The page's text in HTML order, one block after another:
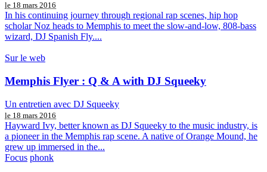
le 18 mars 2016
In his continuing journey through regional rap scenes, hip hop
scholar Noz heads to Memphis to meet the slow-and-low, 808-bass
wizard, DJ Spanish Fly....
Sur le web
Memphis Flyer : Q & A with DJ Squeeky
Un entretien avec DJ Squeeky
le 18 mars 2016
Hayward Ivy, better known as DJ Squeeky to the music industry, is
a pioneer in the Memphis rap scene. A native of Orange Mound, he
grew up immersed in the...
Focus phonk